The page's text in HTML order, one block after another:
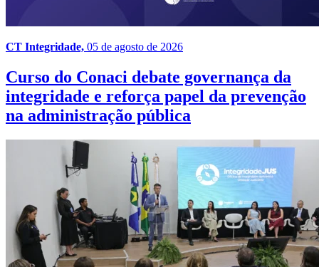
CT Integridade, 05 de agosto de 2026
Curso do Conaci debate governança da
integridade e reforça papel da prevenção
na administração pública